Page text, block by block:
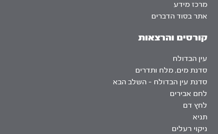
מרכז מידע
אתר בסוד הדברים
קורסים והרצאות
עין הבדולח
סדנת מים, מלח ותדרים
סדנת עין הבדולח – השלב הבא
לחם אבירים
לחץ דם
תניא
ניקוי רעלים